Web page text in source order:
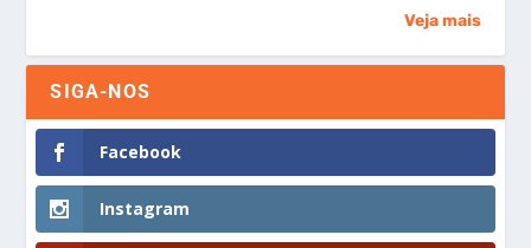
Veja mais
SIGA-NOS
Facebook
Instagram